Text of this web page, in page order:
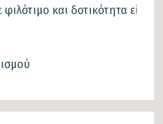
και δοτικότητα είναι